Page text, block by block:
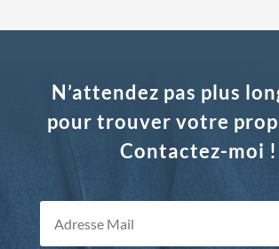
N’attendez pas plus
pour trouver votre
Contactez-moi !